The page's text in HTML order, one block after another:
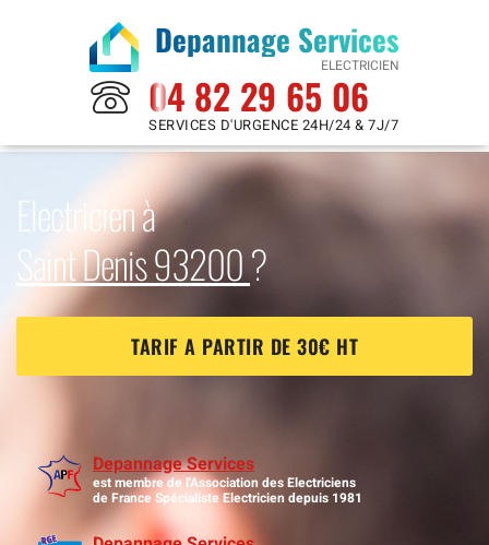
Depannage Services
ELECTRICIEN
04 82 29 65 06
SERVICES D'URGENCE 24H/24 & 7J/7
Electricien à
Saint Denis 93200?
TARIF A PARTIR DE 30€ HT
Depannage Services
est membre de l'Association des Electriciens
de France Spécialiste Electricien depuis 1981